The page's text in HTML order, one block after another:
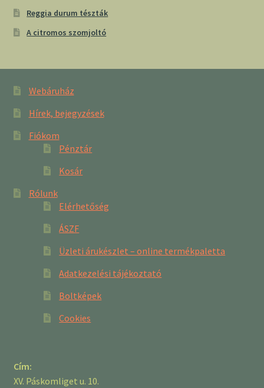
Reggia durum tészták
A citromos szomjoltó
Webáruház
Hírek, bejegyzések
Fiókom
Pénztár
Kosár
Rólunk
Elérhetőség
ÁSZF
Üzleti árukészlet – online termékpaletta
Adatkezelési tájékoztató
Boltképek
Cookies
Cím:
XV. Páskomliget u. 10.